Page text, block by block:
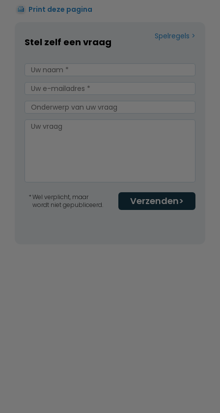
Print deze pagina
Spelregels
Stel zelf een vraag
Verzenden
Wel verplicht, maar
wordt niet gepubliceerd.